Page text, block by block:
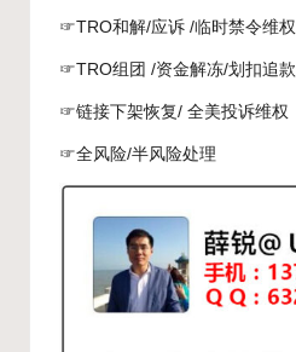
☞TRO和解/应诉 /临时禁令维权
☞TRO组团 /资金解冻/划扣追款
☞链接下架恢复/ 全美投诉维权
☞全风险/半风险处理